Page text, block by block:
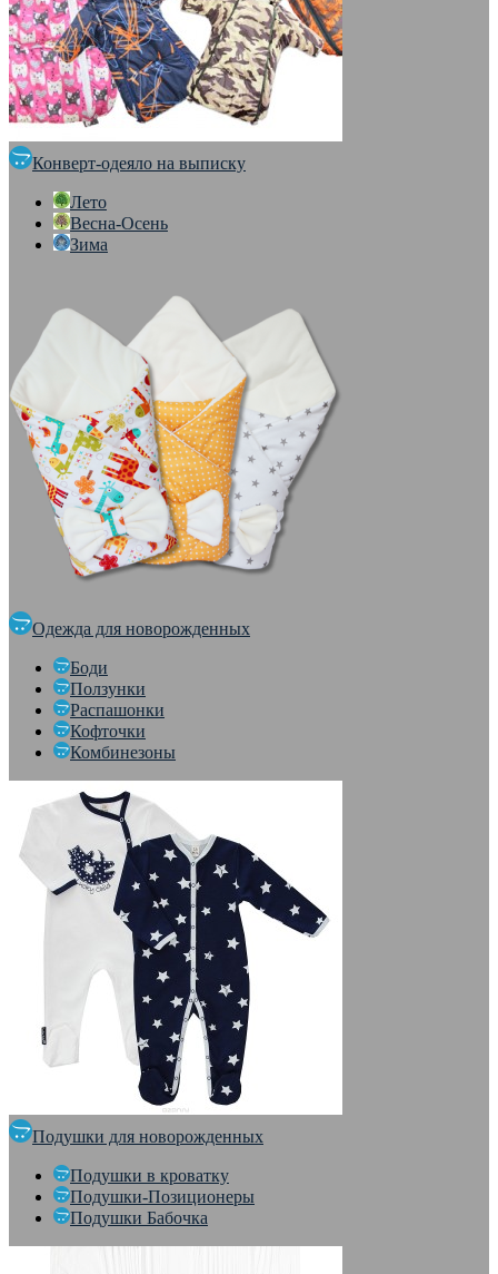
Конверт-одеяло на выписку
Лето
Весна-Осень
Зима
Одежда для новорожденных
Боди
Ползунки
Распашонки
Кофточки
Комбинезоны
Подушки для новорожденных
Подушки в кроватку
Подушки-Позиционеры
Подушки Бабочка